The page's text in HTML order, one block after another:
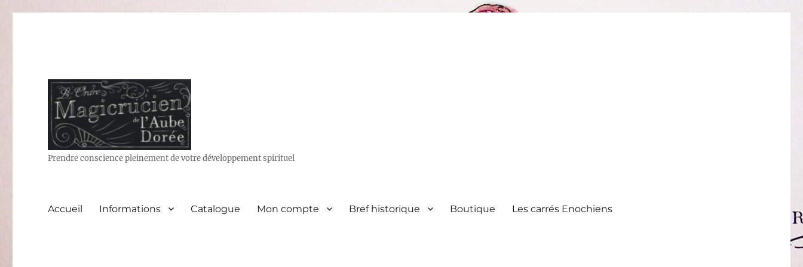
Prendre conscience pleinement de votre développement spirituel
Accueil Informations Catalogue Mon compte Bref historique Boutique Les carrés Enochiens